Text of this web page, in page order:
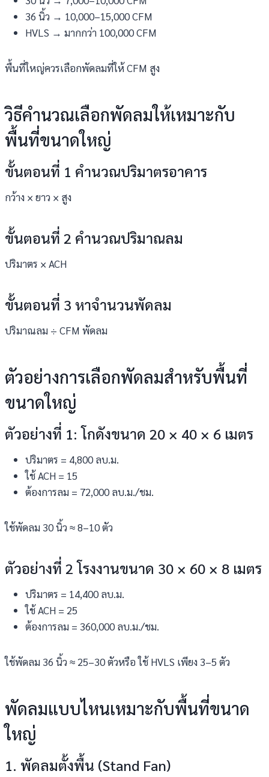
36 นิ้ว → 10,000–15,000 CFM
HVLS → มากกว่า 100,000 CFM
พื้นที่ใหญ่ควรเลือกพัดลมที่ให้ CFM สูง
วิธีคำนวณเลือกพัดลมให้เหมาะกับ
พื้นที่ขนาดใหญ่
ขั้นตอนที่ 1 คำนวณปริมาตรอาคาร
กว้าง × ยาว × สูง
ขั้นตอนที่ 2 คำนวณปริมาณลม
ปริมาตร × ACH
ขั้นตอนที่ 3 หาจำนวนพัดลม
ปริมาณลม ÷ CFM พัดลม
ตัวอย่างการเลือกพัดลมสำหรับพื้นที่
ขนาดใหญ่
ตัวอย่างที่ 1: โกดังขนาด 20 × 40 × 6 เมตร
ปริมาตร = 4,800 ลบ.ม.
ใช้ ACH = 15
ต้องการลม = 72,000 ลบ.ม./ชม.
ใช้พัดลม 30 นิ้ว ≈ 8–10 ตัว
ตัวอย่างที่ 2 โรงงานขนาด 30 × 60 × 8 เมตร
ปริมาตร = 14,400 ลบ.ม.
ใช้ ACH = 25
ต้องการลม = 360,000 ลบ.ม./ชม.
ใช้พัดลม 36 นิ้ว ≈ 25–30 ตัวหรือ ใช้ HVLS เพียง 3–5 ตัว
พัดลมแบบไหนเหมาะกับพื้นที่ขนาด
ใหญ่
1. พัดลมตั้งพื้น (Stand Fan)